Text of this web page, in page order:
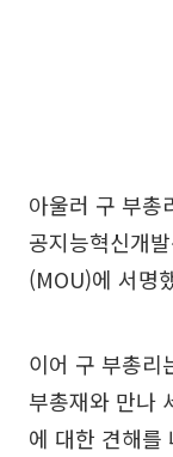
아울러 구 부총
공지능혁신개
(MOU)에 서명
이어 구 부총리
부총재와 만나
에 대한 견해를